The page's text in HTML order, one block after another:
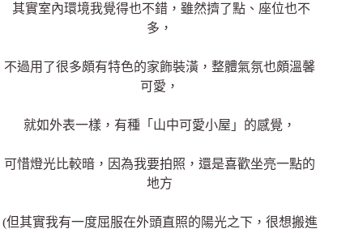
其實室內環境我覺得也不錯，雖然擠了點、座位也不
多，
不過用了很多頗有特色的家飾裝潢，整體氣氛也頗溫馨
可愛，
就如外表一樣，有種「山中可愛小屋」的感覺，
可惜燈光比較暗，因為我要拍照，還是喜歡坐亮一點的
地方
(但其實我有一度屈服在外頭直照的陽光之下，很想搬進